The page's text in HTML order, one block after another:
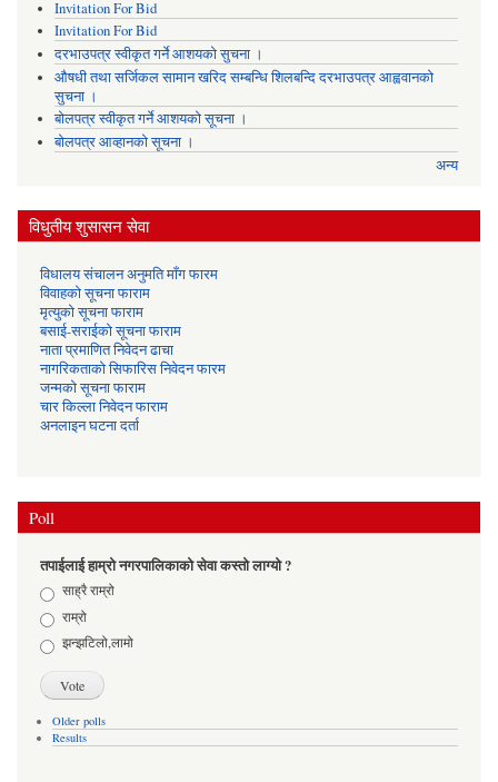
Invitation For Bid
Invitation For Bid
दरभाउपत्र स्वीकृत गर्ने आशयको सुचना ।
औषधी तथा सर्जिकल सामान खरिद सम्बन्धि शिलबन्दि दरभाउपत्र आह्ववानको
सुचना ।
बोलपत्र स्वीकृत गर्ने आशयको सूचना ।
बोलपत्र आव्हानको सूचना ।
अन्य
विधुतीय शुसासन सेवा
विधालय संचालन अनुमति माँग फारम
विवाहको सूचना फाराम
मृत्युको सूचना फाराम
बसाई-सराईको सूचना फाराम
नाता प्रमाणित निवेदन ढाचा
नागरिकताको सिफारिस निवेदन फारम
जन्मको सूचना फाराम
चार किल्ला निवेदन फाराम
अनलाइन घटना दर्ता
Poll
तपाईलाई हाम्रो नगरपालिकाको सेवा कस्तो लाग्यो ?
Choicesसाह्रै राम्रो
राम्रो
झन्झटिलो,लामो
Older polls
Results